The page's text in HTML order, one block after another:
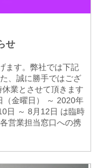
せ
ます。弊社では下記
、誠に勝手ではござ
業とさせて頂きます
（金曜日） ～ 2020年
日 ～ 8月12日 は臨時
営業担当窓口への携